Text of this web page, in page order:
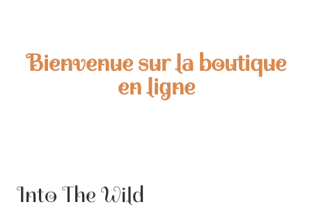
Bienvenue sur la boutique
en ligne
Into The Wild